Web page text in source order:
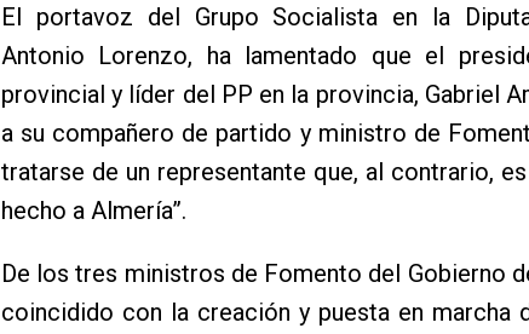
El portavoz del Grupo Socialista en la
Antonio Lorenzo, ha lamentado que el
provincial y líder del PP en la provincia, Gabriel
a su compañero de partido y ministro de
tratarse de un representante que, al contrario,
hecho a Almería”.
De los tres ministros de Fomento del Gobierno
coincidido con la creación y puesta en marcha